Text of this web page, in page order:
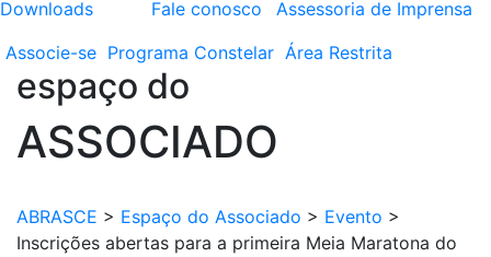
Downloads
Fale conosco
Assessoria de Imprensa
Associe-se Programa Constelar Área Restrita
espaço do
ASSOCIADO
ABRASCE > Espaço do Associado > Evento >
Inscrições abertas para a primeira Meia Maratona do